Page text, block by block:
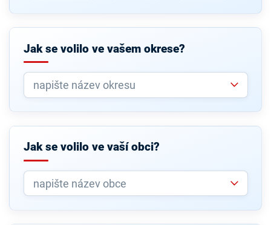
Jak se volilo ve vašem okrese?
Jak se volilo ve vaší obci?